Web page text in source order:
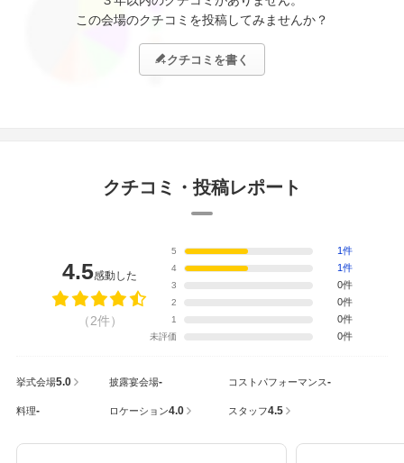
この会場のクチコミを投稿してみませんか？
クチコミを書く
クチコミ・投稿レポート
4.5感動した
（2件）
5 1件
4 1件
3 0件
2 0件
1 0件
未評価 0件
挙式会場5.0 披露宴会場- コストパフォーマンス-
料理- ロケーション4.0 スタッフ4.5